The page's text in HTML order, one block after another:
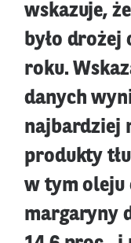
wskazuje,
było drożej
roku.
danych
najbardziej
produkty
w tym oleju
margaryny